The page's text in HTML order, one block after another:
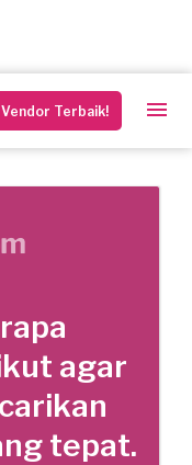
Terbaik!
agar
tepat.